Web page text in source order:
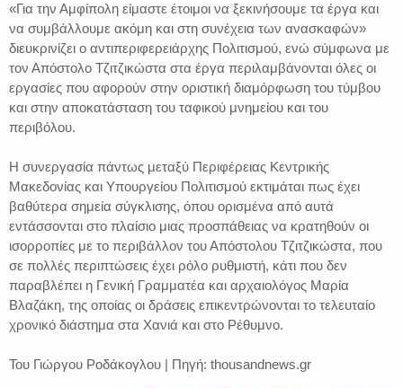
«Για την Αμφίπολη είμαστε έτοιμοι να ξεκινήσουμε τα έργα και
να συμβάλλουμε ακόμη και στη συνέχεια των ανασκαφών»
διευκρινίζει ο αντιπεριφερειάρχης Πολιτισμού, ενώ σύμφωνα με
τον Απόστολο Τζιτζικώστα στα έργα περιλαμβάνονται όλες οι
εργασίες που αφορούν στην οριστική διαμόρφωση του τύμβου
και στην αποκατάσταση του ταφικού μνημείου και του
περιβόλου.
Η συνεργασία πάντως μεταξύ Περιφέρειας Κεντρικής
Μακεδονίας και Υπουργείου Πολιτισμού εκτιμάται πως έχει
βαθύτερα σημεία σύγκλισης, όπου ορισμένα από αυτά
εντάσσονται στο πλαίσιο μιας προσπάθειας να κρατηθούν οι
ισορροπίες με το περιβάλλον του Απόστολου Τζιτζικώστα, που
σε πολλές περιπτώσεις έχει ρόλο ρυθμιστή, κάτι που δεν
παραβλέπει η Γενική Γραμματέα και αρχαιολόγος Μαρία
Βλαζάκη, της οποίας οι δράσεις επικεντρώνονται το τελευταίο
χρονικό διάστημα στα Χανιά και στο Ρέθυμνο.
Του Γιώργου Ροδάκογλου | Πηγή: thousandnews.gr